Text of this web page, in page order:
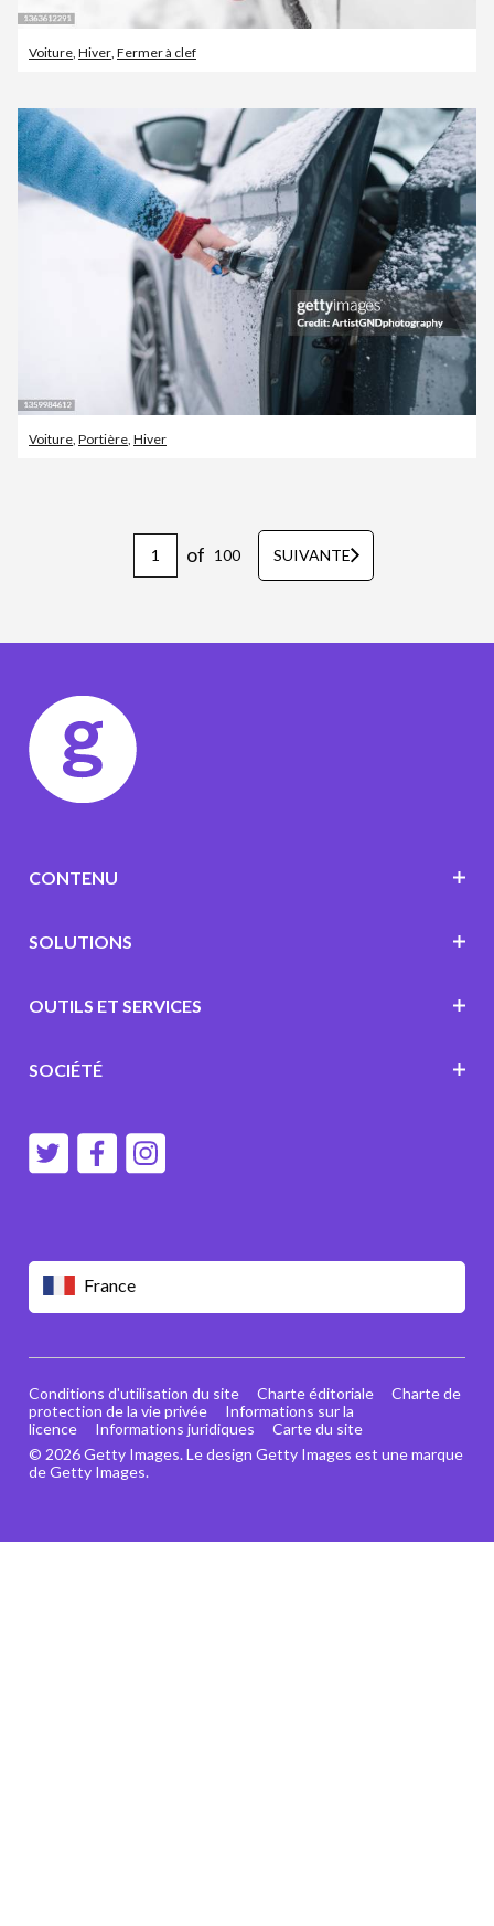
Voiture, Hiver, Fermer à clef
Voiture Portière Hiver
of 100 SUIVANTE
France
CONTENU
SOLUTIONS
OUTILS ET SERVICES
SOCIÉTÉ
© 2026 Getty Images. Le design Getty Images est une marque
de Getty Images.
Conditions d'utilisation du site Charte éditoriale
Charte de
protection de la vie privée
Informations sur la
licence
Informations juridiques Carte du site